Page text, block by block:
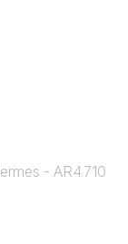
- AR4.710